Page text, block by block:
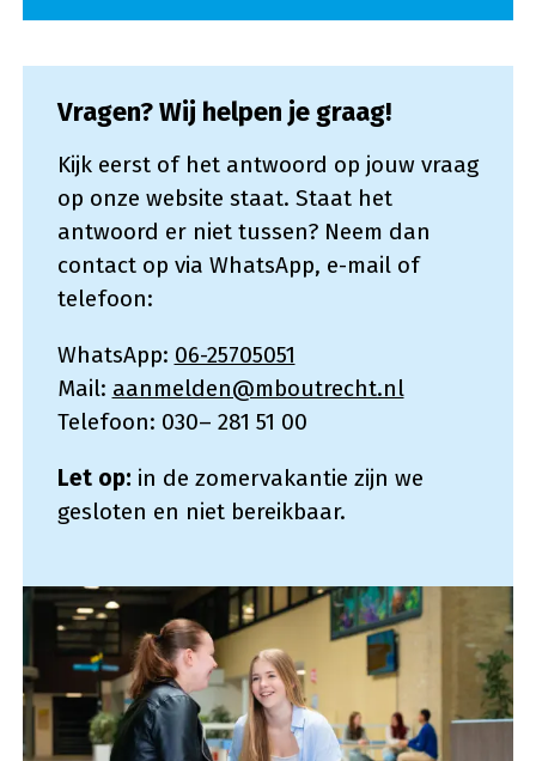
Vragen? Wij helpen je graag!
Kijk eerst of het antwoord op jouw vraag
op onze website staat. Staat het
antwoord er niet tussen? Neem dan
contact op via WhatsApp, e-mail of
telefoon:
WhatsApp: 06-25705051
Mail: aanmelden@mboutrecht.nl
Telefoon: 030– 281 51 00
Let op: in de zomervakantie zijn we
gesloten en niet bereikbaar.